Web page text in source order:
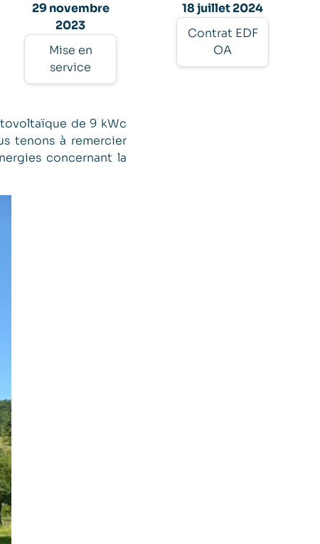
29 novembre
2023
Mise en
service
18 juillet 2024
Contrat EDF
OA
de 9 kWc
tenons à remercier
concernant la